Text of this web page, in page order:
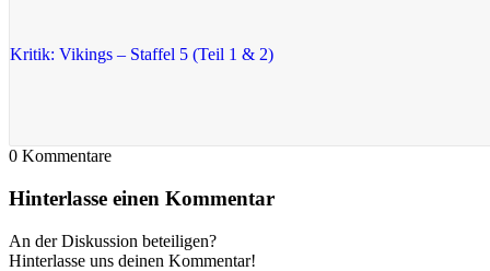
Kritik: Vikings – Staffel 5 (Teil 1 & 2)
0 Kommentare
Hinterlasse einen Kommentar
An der Diskussion beteiligen?
Hinterlasse uns deinen Kommentar!